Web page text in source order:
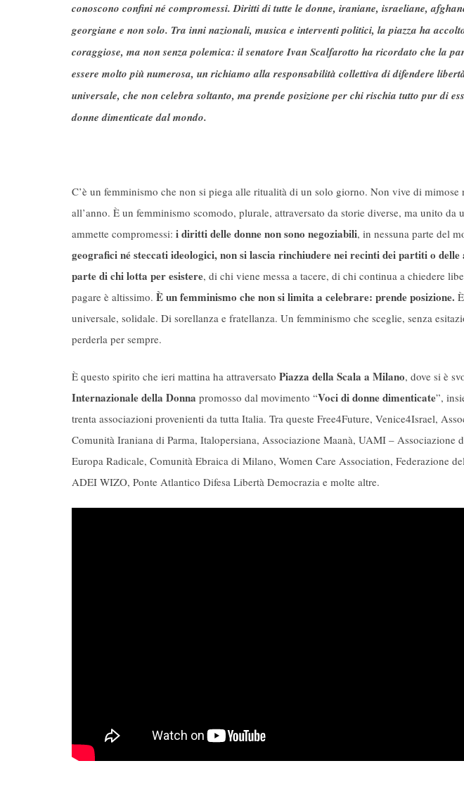
conoscono confini né compromessi. Diritti di tutte le donne, iraniane, israeliane,
georgiane e non solo. Tra inni nazionali, musica e interventi politici, la piazza ha
coraggiose, ma non senza polemica: il senatore Ivan Scalfarotto ha ricordato che la
essere molto più numerosa, un richiamo alla responsabilità collettiva di difendere
universale, che non celebra soltanto, ma prende posizione per chi rischia tutto pur di
donne dimenticate dal mondo.
C’è un femminismo che non si piega alle ritualità di un solo giorno. Non vive di
all’anno. È un femminismo scomodo, plurale, attraversato da storie diverse, ma unito da
ammette compromessi: i diritti delle donne non sono negoziabili, in nessuna parte del
geografici né steccati ideologici, non si lascia rinchiudere nei recinti dei partiti o delle
parte di chi lotta per esistere, di chi viene messa a tacere, di chi continua a chiedere
pagare è altissimo. È un femminismo che non si limita a celebrare: prende posizione.
universale, solidale. Di sorellanza e fratellanza. Un femminismo che sceglie, senza
perderla per sempre.
È questo spirito che ieri mattina ha attraversato Piazza della Scala a Milano, dove si è
Internazionale della Donna promosso dal movimento “Voci di donne dimenticate”,
trenta associazioni provenienti da tutta Italia. Tra queste Free4Future, Venice4Israel,
Comunità Iraniana di Parma, Italopersiana, Associazione Maanà, UAMI – Associazione
Europa Radicale, Comunità Ebraica di Milano, Women Care Association, Federazione
ADEI WIZO, Ponte Atlantico Difesa Libertà Democrazia e molte altre.